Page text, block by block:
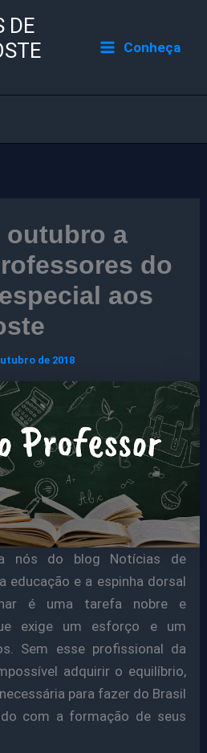
DE
Conheça
outubro a
do
aos
de 2018
nós do blog Notícias de
educação e a espinha dorsal
é uma tarefa nobre e
exige um esforço e um
Sem esse profissional da
adquirir o equilíbrio,
para fazer do Brasil
com a formação de seus